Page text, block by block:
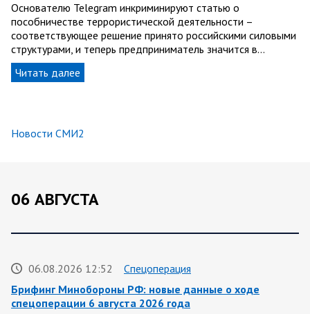
Основателю Telegram инкриминируют статью о
пособничестве террористической деятельности –
соответствующее решение принято российскими силовыми
структурами, и теперь предприниматель значится в…
Читать далее
Новости СМИ2
06 АВГУСТА
06.08.2026 12:52
Спецоперация
Брифинг Минобороны РФ: новые данные о ходе
спецоперации 6 августа 2026 года